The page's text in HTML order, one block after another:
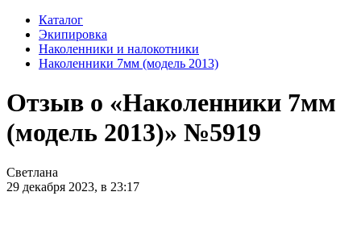
Каталог
Экипировка
Наколенники и налокотники
Наколенники 7мм (модель 2013)
Отзыв о «Наколенники 7мм
(модель 2013)» №5919
Светлана
29 декабря 2023, в 23:17